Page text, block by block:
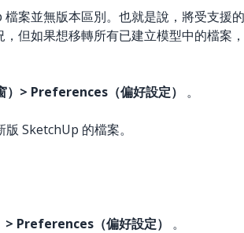
案並無版本區別。也就是說，將受支
但如果想移轉所有已建立模型中的檔案
> Preferences（偏好設定）
。
SketchUp 的檔案。
Preferences（偏好設定）
。